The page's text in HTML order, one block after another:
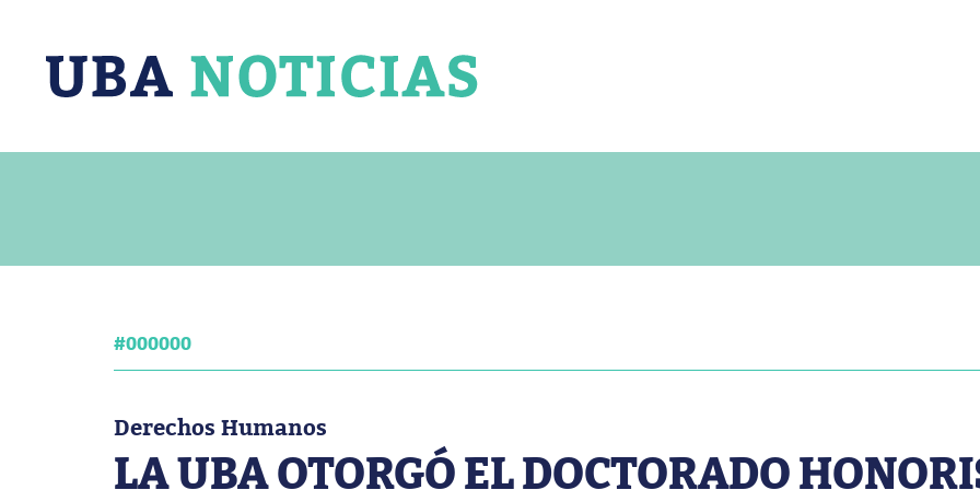
#000000
Derechos Humanos
LA UBA OTORGÓ EL DOCTORADO